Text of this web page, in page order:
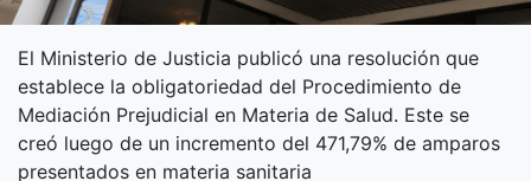
El Ministerio de Justicia publicó una resolución que
establece la obligatoriedad del Procedimiento de
Mediación Prejudicial en Materia de Salud. Este se
creó luego de un incremento del 471,79% de amparos
presentados en materia sanitaria